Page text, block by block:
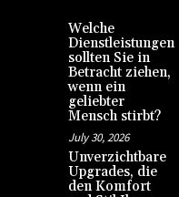
Welche
Dienstleistungen
sollten Sie in
Betracht ziehen,
wenn ein
geliebter
Mensch stirbt?
July 30, 2026
Unverzichtbare
Upgrades, die
den Komfort